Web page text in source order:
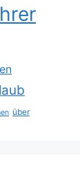
über